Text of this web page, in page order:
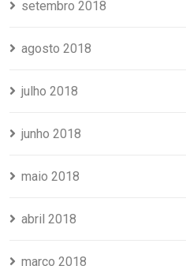
setembro 2018
agosto 2018
julho 2018
junho 2018
maio 2018
abril 2018
março 2018